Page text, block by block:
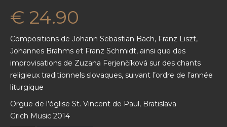
€ 24.90
Compositions de Johann Sebastian Bach, Franz Liszt,
Johannes Brahms et Franz Schmidt, ainsi que des
improvisations de Zuzana Ferjenčíková sur des chants
religieux traditionnels slovaques, suivant l’ordre de l’année
liturgique
Orgue de l’église St. Vincent de Paul, Bratislava
Grich Music 2014